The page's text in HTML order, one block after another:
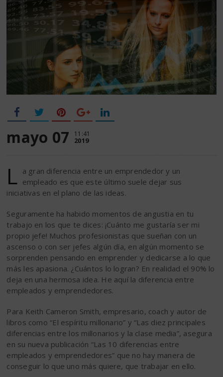
mayo 07 11:41
2019
L a gran diferencia entre un emprendedor y un
empleado es que este último suele dejar sus
iniciativas en el plano de las ideas.
Seguramente ha habido momentos de angustia en tu
trabajo en los que te dices: ¡Cuánto me gustaría ser mi
propio jefe! Muchos profesionistas que sueñan con un
ascenso o con ser jefes algún día, en algún momento se
sorprenden pensando en emprender y dedicarse a lo que
más les apasiona. ¿Cuántos lo logran? En realidad el 90% lo
deja en una hermosa idea. He aquí la diferencia entre
empleados y emprendedores.
Para Keith Cameron Smith, empresario, coach y autor de
libros como “El espíritu millonario” y “Las diez principales
diferencias entre los millonarios y la clase media”, asegura
en su nueva publicación “Las 10 diferencias entre
empleados y emprendedores” que no hay manera de
conseguir lo que uno más quiere, que trabajar en ello.